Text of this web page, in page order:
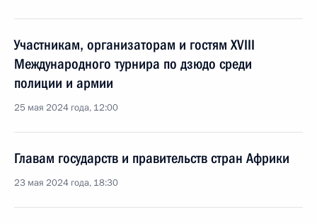
Участникам, организаторам и гостям XVIII
Международного турнира по дзюдо среди
полиции и армии
25 мая 2024 года, 12:00
Главам государств и правительств стран Африки
23 мая 2024 года, 18:30